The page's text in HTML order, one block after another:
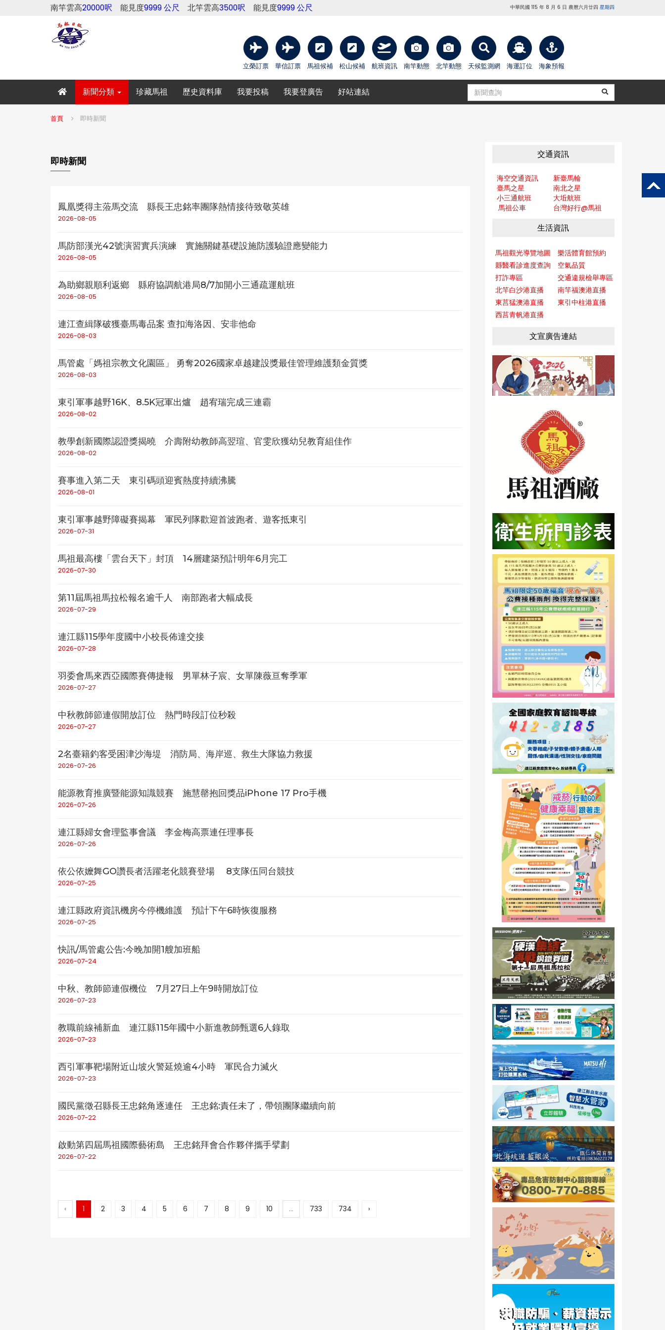
南竿雲高20000呎 能見度9999 公尺 北竿雲高3500呎 能見度9999 公尺 中華民國 115 年 8 月 6 日 農曆六月廿四 星期四
立榮訂票 華信訂票 馬祖候補 松山候補 航班資訊 南竿動態 北竿動態 天候監測網 海運訂位 海象預報
新聞分類 珍藏馬祖 歷史資料庫 我要投稿 我要登廣告 好站連結
首頁 即時新聞
即時新聞
鳳凰獎得主蒞馬交流 縣長王忠銘率團隊熱情接待致敬英雄
2026-08-05
馬防部漢光42號演習實兵演練 實施關鍵基礎設施防護驗證應變能力
2026-08-05
為助鄉親順利返鄉 縣府協調航港局8/7加開小三通疏運航班
2026-08-05
連江查緝隊破獲臺馬毒品案 查扣海洛因、安非他命
2026-08-03
馬管處「媽祖宗教文化園區」 勇奪2026國家卓越建設獎最佳管理維護類金質獎
2026-08-03
東引軍事越野16K、8.5K冠軍出爐 趙宥瑞完成三連霸
2026-08-02
教學創新國際認證獎揭曉 介壽附幼教師高翌瑄、官雯欣獲幼兒教育組佳作
2026-08-02
賽事進入第二天 東引碼頭迎賓熱度持續沸騰
2026-08-01
東引軍事越野障礙賽揭幕 軍民列隊歡迎首波跑者、遊客抵東引
2026-07-31
馬祖最高樓「雲台天下」封頂 14層建築預計明年6月完工
2026-07-30
第11屆馬祖馬拉松報名逾千人 南部跑者大幅成長
2026-07-29
連江縣115學年度國中小校長佈達交接
2026-07-28
羽委會馬來西亞國際賽傳捷報 男單林子宸、女單陳薇亘奪季軍
2026-07-27
中秋教師節連假開放訂位 熱門時段訂位秒殺
2026-07-27
2名臺籍釣客受困津沙海堤 消防局、海岸巡、救生大隊協力救援
2026-07-26
能源教育推廣暨能源知識競賽 施慧罄抱回獎品iPhone 17 Pro手機
2026-07-26
連江縣婦女會理監事會議 李金梅高票連任理事長
2026-07-26
依公依嬤舞GO讚長者活躍老化競賽登場 8支隊伍同台競技
2026-07-25
連江縣政府資訊機房今停機維護 預計下午6時恢復服務
2026-07-25
快訊/馬管處公告:今晚加開1艘加班船
2026-07-24
中秋、教師節連假機位 7月27日上午9時開放訂位
2026-07-23
教職前線補新血 連江縣115年國中小新進教師甄選6人錄取
2026-07-23
西引軍事靶場附近山坡火警延燒逾4小時 軍民合力滅火
2026-07-23
國民黨徵召縣長王忠銘角逐連任 王忠銘:責任未了，帶領團隊繼續向前
2026-07-22
啟動第四屆馬祖國際藝術島 王忠銘拜會合作夥伴攜手擘劃
2026-07-22
‹ 1 2 3 4 5 6 7 8 9 10 ... 733 734 ›
交通資訊
海空交通資訊
新臺馬輪
臺馬之星
南北之星
小三通航班
大坵航班
馬祖公車
台灣好行@馬祖
生活資訊
馬祖觀光導覽地圖
樂活體育館預約
縣醫看診進度查詢
空氣品質
打詐專區
交通違規檢舉專區
北竿白沙港直播
南竿福澳港直播
東莒猛澳港直播
東引中柱港直播
西莒青帆港直播
文宣廣告連結